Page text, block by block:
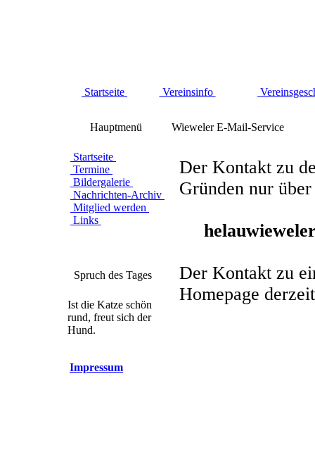
Startseite Vereinsinfo
Hauptmenü
Startseite
Termine
Bildergalerie
Nachrichten-Archiv
Mitglied werden
Links
Spruch des Tages
Ist die Katze schön
rund, freut sich der
Hund.
Wieweler E-Mail-Service
Der Kontakt zu
Gründen nur
helau
Der Kontakt zu
Homepage
Impressum